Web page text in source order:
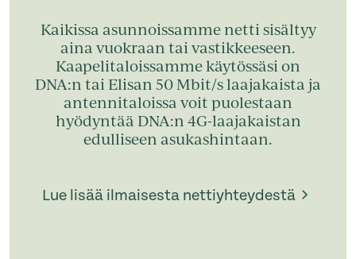
Kaikissa asunnoissamme netti sisältyy
aina vuokraan tai vastikkeeseen.
Kaapelitaloissamme käytössäsi on
DNA:n tai Elisan 50 Mbit/s laajakaista ja
antennitaloissa voit puolestaan
hyödyntää DNA:n 4G-laajakaistan
edulliseen asukashintaan.
Lue lisää ilmaisesta nettiyhteydestä